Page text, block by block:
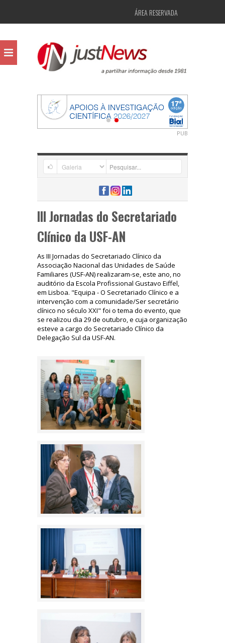
ÁREA RESERVADA
PUB
III Jornadas do Secretariado
Clínico da USF-AN
As III Jornadas do Secretariado Clínico da
Associação Nacional das Unidades de Saúde
Familiares (USF-AN) realizaram-se, este ano, no
auditório da Escola Profissional Gustavo Eiffel,
em Lisboa. "Equipa - O Secretariado Clínico e a
intervenção com a comunidade/Ser secretário
clínico no século XXI" foi o tema do evento, que
se realizou dia 29 de outubro, e cuja organização
esteve a cargo do Secretariado Clínico da
Delegação Sul da USF-AN.